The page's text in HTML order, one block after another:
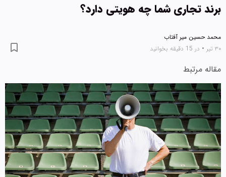
برند تجاری شما چه هویتی دارد؟
محمد حسین میر آفتاب
۳۰ تیر
• در 15 دقیقه بخوانید
مقاله مرتبط